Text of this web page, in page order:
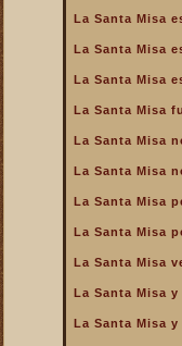
perfecta oración
La Santa Misa es
caridad
La Santa Misa es
sagrado y lo más
La Santa Misa es
La Santa Misa es
La Santa Misa
La Santa Misa
La Santa Misa
La Santa Misa
La Santa Misa
La Santa Misa
La Santa Misa
La Santa Misa
La Santa Misa
La Santa Misa
La Santa Misa
La Santa Misa